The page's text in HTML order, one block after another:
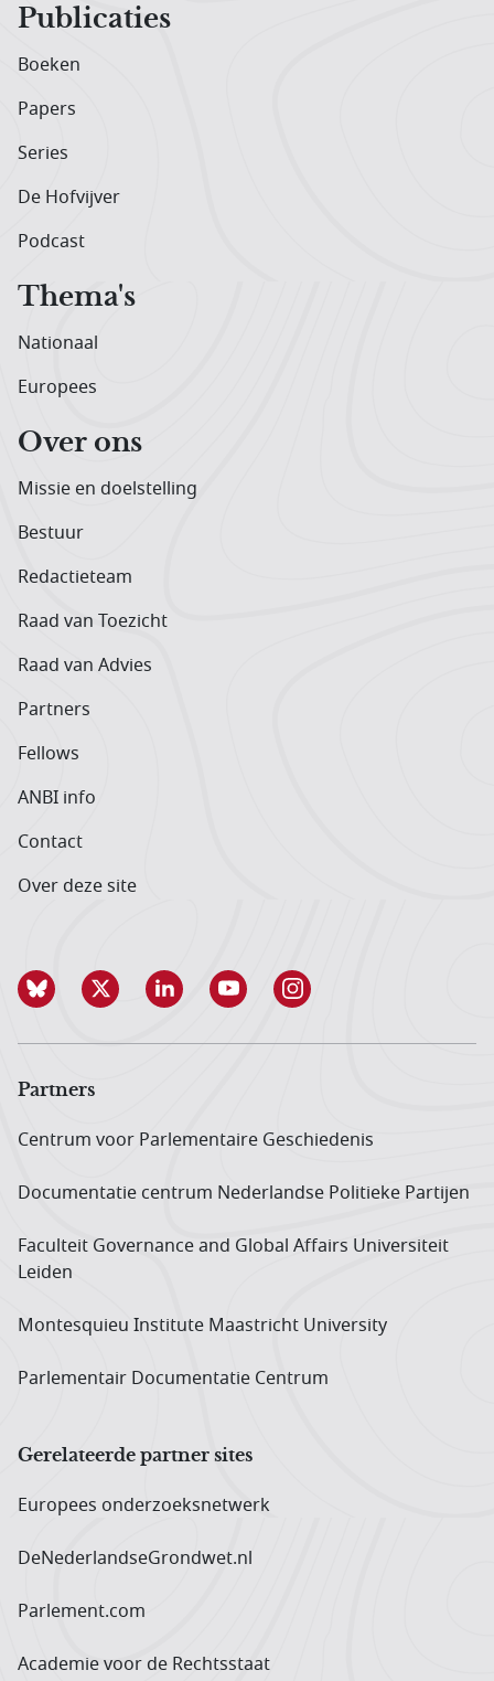
Publicaties
Boeken
Papers
Series
De Hofvijver
Podcast
Thema's
Nationaal
Europees
Over ons
Missie en doelstelling
Bestuur
Redactieteam
Raad van Toezicht
Raad van Advies
Partners
Fellows
ANBI info
Contact
Over deze site
Partners
Centrum voor Parlementaire Geschiedenis
Documentatie centrum Neder­landse Politieke Partijen
Faculteit Governance and Global Affairs Universiteit
Leiden
Montesquieu Institute Maastricht University
Parlementair Documentatie Centrum
Gerelateerde partner sites
Europees onderzoeks­netwerk
DeNederlandseGrondwet.nl
Parlement.com
Academie voor de Rechtsstaat